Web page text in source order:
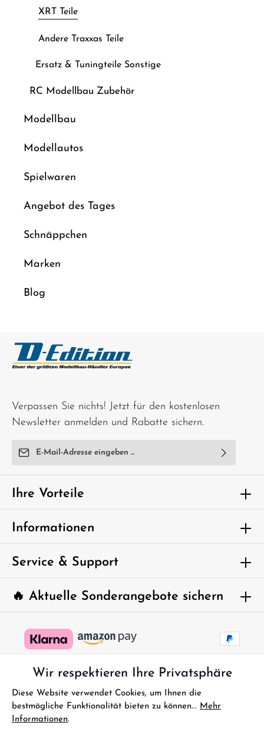
XRT Teile
Andere Traxxas Teile
Ersatz & Tuningteile Sonstige
RC Modellbau Zubehör
Modellbau
Modellautos
Spielwaren
Angebot des Tages
Schnäppchen
Marken
Blog
Verpassen Sie nichts! Jetzt für den kostenlosen
Newsletter anmelden und Rabatte sichern.
E-Mail-Adresse*
Ich habe dieDatenschutzbestimmungenzur Kenntnis
genommen und die
einverstanden.
Um weiterzugehen, geben Sie die oben
abgebildeten Zeichen ein*
🔥 Aktuelle Sonderangebote sichern
Ihre Vorteile
Informationen
Service & Support
Wir respektieren Ihre Privatsphäre
Diese Website verwendet Cookies, um Ihnen die
bestmögliche Funktionalität bieten zu können... Mehr
Informationen.